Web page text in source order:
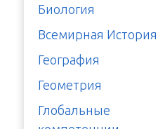
Биология
Всемирная История
География
Геометрия
Глобальные